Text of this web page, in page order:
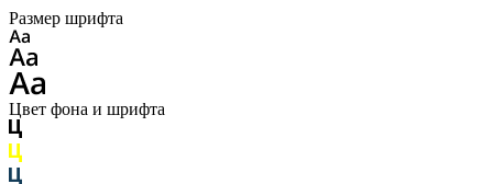
Размер шрифта
Цвет фона и шрифта